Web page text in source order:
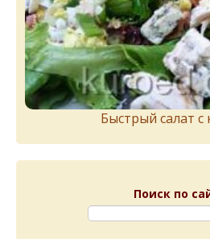
Быстрый салат с
Поиск по